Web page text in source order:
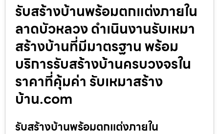
รับสร้างบ้านพร้อมตกแต่งภายใน
ลาดบัวหลวง ดำเนินงานรับเหมา
สร้างบ้านที่มีมาตรฐาน พร้อม
บริการรับสร้างบ้านครบวงจรใน
ราคาที่คุ้มค่า รับเหมาสร้าง
บ้าน.com
รับสร้างบ้านพร้อมตกแต่งภายใน